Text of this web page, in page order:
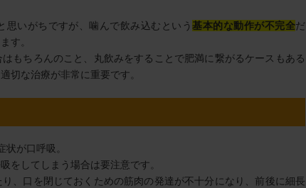
思いがちですが、噛んで飲み込むという基本的な動作が不完全だ
す。
もちろんのこと、丸飲みをすることで肥満に繋がるケースもある
切な治療が非常に重要です。
が口呼吸。
をしてしまう場合は要注意です。
、口を閉じておくための筋肉の発達が不十分になり、前後に細長